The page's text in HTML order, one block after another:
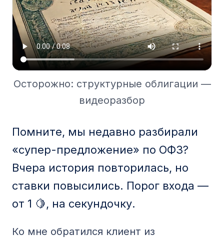
Осторожно: структурные облигации —
видеоразбор
Помните, мы недавно разбирали
«супер-предложение» по ОФЗ?
Вчера история повторилась, но
ставки повысились. Порог входа —
от 1 🍋, на секундочку.
Ко мне обратился клиент из